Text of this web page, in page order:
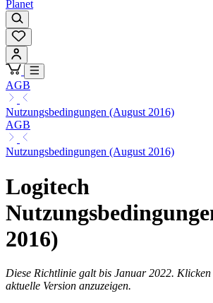
Planet
AGB
Nutzungsbedingungen (August 2016)
AGB
Nutzungsbedingungen (August 2016)
Logitech
2016)
Diese Richtlinie galt bis Januar 2022. Klicken
aktuelle Version anzuzeigen.